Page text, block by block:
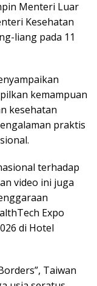
Menteri Luar
Kesehatan
liang pada 11
kemampuan
kesehatan
praktis
terhadap
video ini juga
Expo
di Hotel
Taiwan